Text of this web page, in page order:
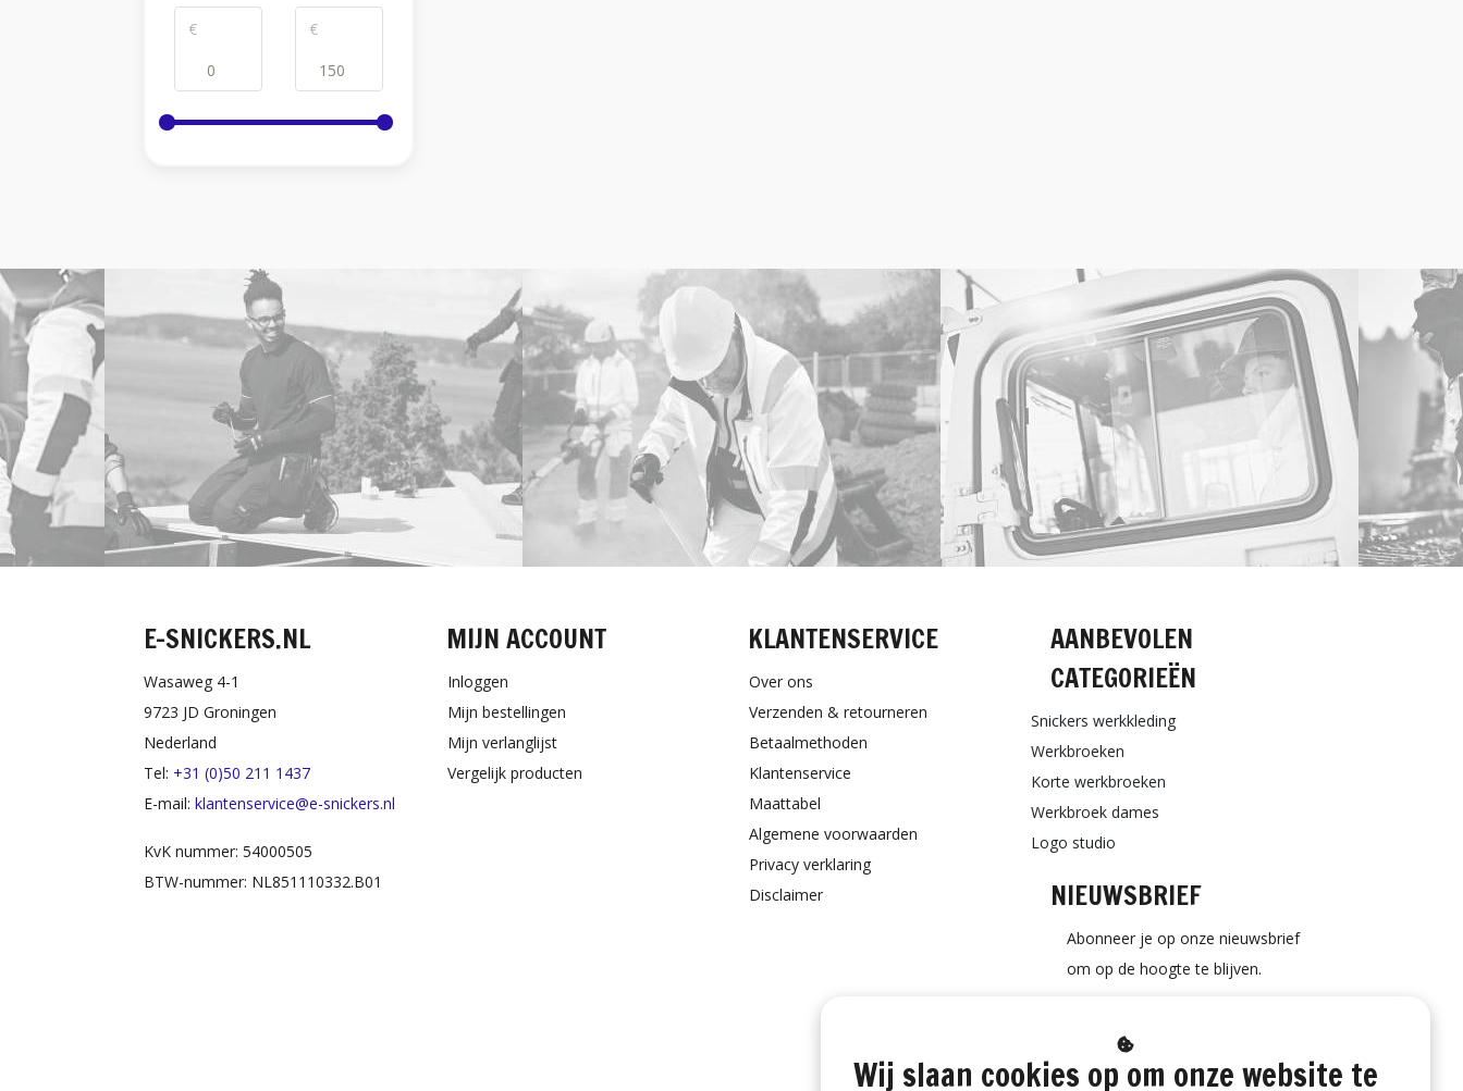
€ €
E-SNICKERS.NL
Wasaweg 4-1
9723 JD Groningen
Nederland
Tel: +31 (0)50 211 1437
E-mail: klantenservice@e-snickers.nl
KvK nummer: 54000505
BTW-nummer: NL851110332.B01
MIJN ACCOUNT
Inloggen
Mijn bestellingen
Mijn verlanglijst
Vergelijk producten
KLANTENSERVICE
Over ons
Verzenden & retourneren
Betaalmethoden
Klantenservice
Maattabel
Algemene voorwaarden
Privacy verklaring
Disclaimer
AANBEVOLEN
CATEGORIEËN
Snickers werkkleding
Werkbroeken
Korte werkbroeken
Werkbroek dames
Logo studio
NIEUWSBRIEF
Abonneer je op onze nieuwsbrief
om op de hoogte te blijven.
ABONNEER
Wij slaan cookies op om onze website te